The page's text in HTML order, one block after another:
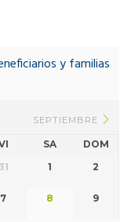
y familias
SEPTIEMBRE
SA
DOM
31 1 2
7 8 9